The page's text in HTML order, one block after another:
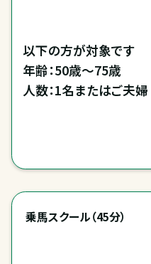
以下の方が対象です
年齢：50歳～75歳
人数：1名またはご夫婦
乗馬スクール（45分）